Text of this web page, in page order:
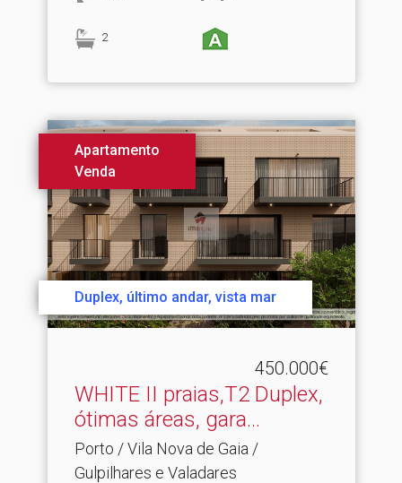
2
Apartamento
Venda
Duplex, último andar, vista mar
450.000€
WHITE II praias,T2 Duplex,
ótimas áreas, gara.​..
Porto / Vila Nova de Gaia /
Gulpilhares e Valadares